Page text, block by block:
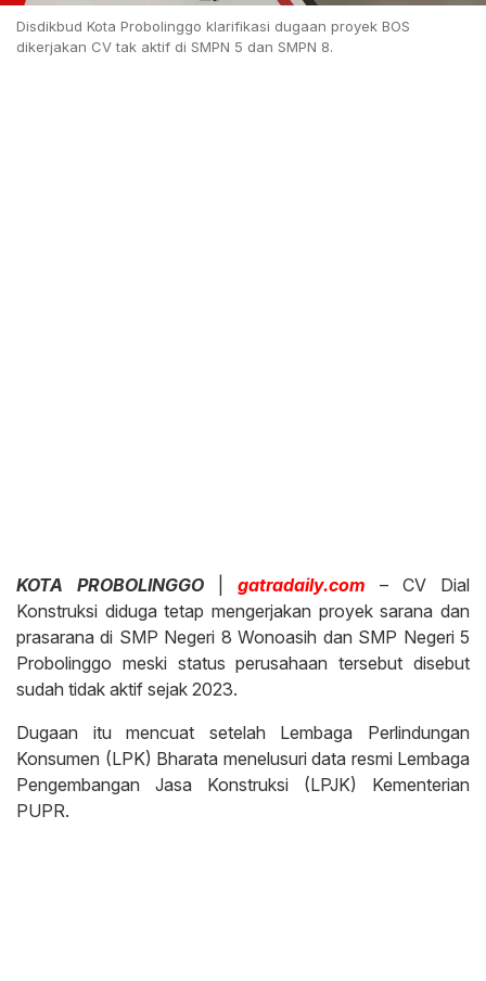
Disdikbud Kota Probolinggo klarifikasi dugaan proyek BOS
dikerjakan CV tak aktif di SMPN 5 dan SMPN 8.
KOTA PROBOLINGGO gatradaily.com – CV Dial
Konstruksi diduga tetap mengerjakan proyek sarana dan
prasarana di SMP Negeri 8 Wonoasih dan SMP Negeri 5
Probolinggo meski status perusahaan tersebut disebut
sudah tidak aktif sejak 2023.
Dugaan itu mencuat setelah Lembaga Perlindungan
Konsumen (LPK) Bharata menelusuri data resmi Lembaga
Pengembangan Jasa Konstruksi (LPJK) Kementerian
PUPR.